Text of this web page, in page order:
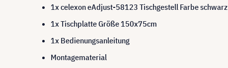
1x celexon eAdjust-58123 Tischgestell Farbe schwarz
1x Tischplatte Größe 150x75cm
1x Bedienungsanleitung
Montagematerial